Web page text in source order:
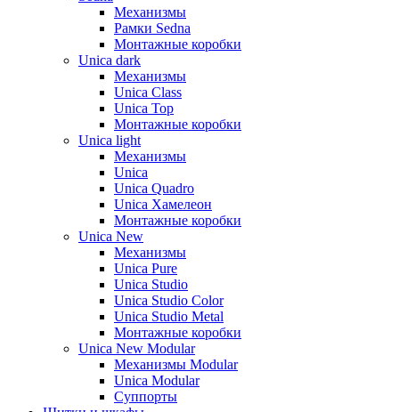
Механизмы
Рамки Sedna
Монтажные коробки
Unica dark
Механизмы
Unica Class
Unica Top
Монтажные коробки
Unica light
Механизмы
Unica
Unica Quadro
Unica Хамелеон
Монтажные коробки
Unica New
Механизмы
Unica Pure
Unica Studio
Unica Studio Color
Unica Studio Metal
Монтажные коробки
Unica New Modular
Механизмы Modular
Unica Modular
Суппорты